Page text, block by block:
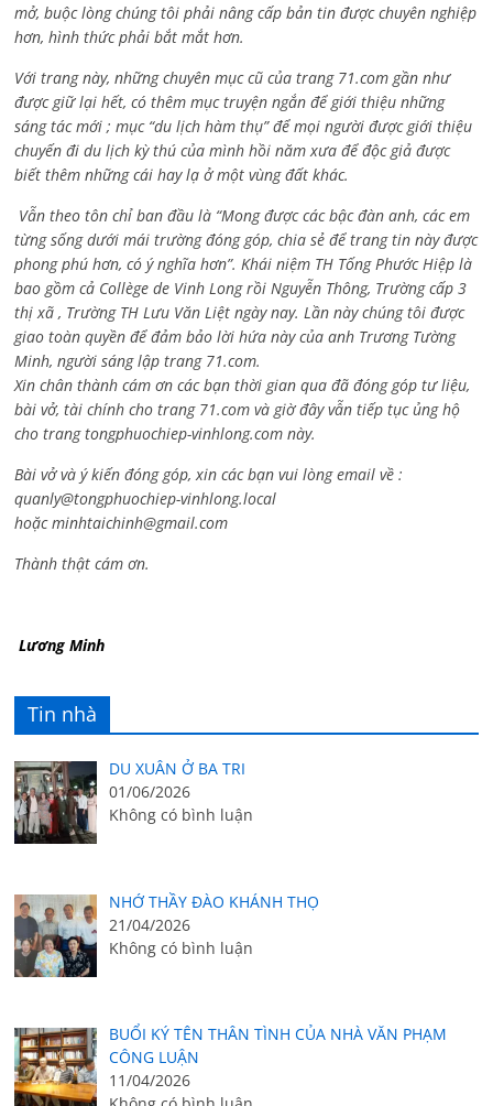
mở, buộc lòng chúng tôi phải nâng cấp bản tin được chuyên nghiệp
hơn, hình thức phải bắt mắt hơn.
Với trang này, những chuyên mục cũ của trang 71.com gần như
được giữ lại hết, có thêm mục truyện ngắn để giới thiệu những
sáng tác mới ; mục “du lịch hàm thụ” để mọi người được giới thiệu
chuyến đi du lịch kỳ thú của mình hồi năm xưa để độc giả được
biết thêm những cái hay lạ ở một vùng đất khác.
Vẫn theo tôn chỉ ban đầu là “Mong được các bậc đàn anh, các em
từng sống dưới mái trường đóng góp, chia sẻ để trang tin này được
phong phú hơn, có ý nghĩa hơn”. Khái niệm TH Tống Phước Hiệp là
bao gồm cả Collège de Vinh Long rồi Nguyễn Thông, Trường cấp 3
thị xã , Trường TH Lưu Văn Liệt ngày nay. Lần này chúng tôi được
giao toàn quyền để đảm bảo lời hứa này của anh Trương Tường
Minh, người sáng lập trang 71.com.
Xin chân thành cám ơn các bạn thời gian qua đã đóng góp tư liệu,
bài vở, tài chính cho trang 71.com và giờ đây vẫn tiếp tục ủng hộ
cho trang tongphuochiep-vinhlong.com này.
Bài vở và ý kiến đóng góp, xin các bạn vui lòng email về :
quanly@tongphuochiep-vinhlong.local
hoặcminhtaichinh@gmail.com
Thành thật cám ơn.
Lương Minh
Tin nhà
DU XUÂN Ở BA TRI
01/06/2026
Không có bình luận
NHỚ THẦY ĐÀO KHÁNH THỌ
21/04/2026
Không có bình luận
BUỔI KÝ TÊN THÂN TÌNH CỦA NHÀ VĂN PHẠM
CÔNG LUẬN
11/04/2026